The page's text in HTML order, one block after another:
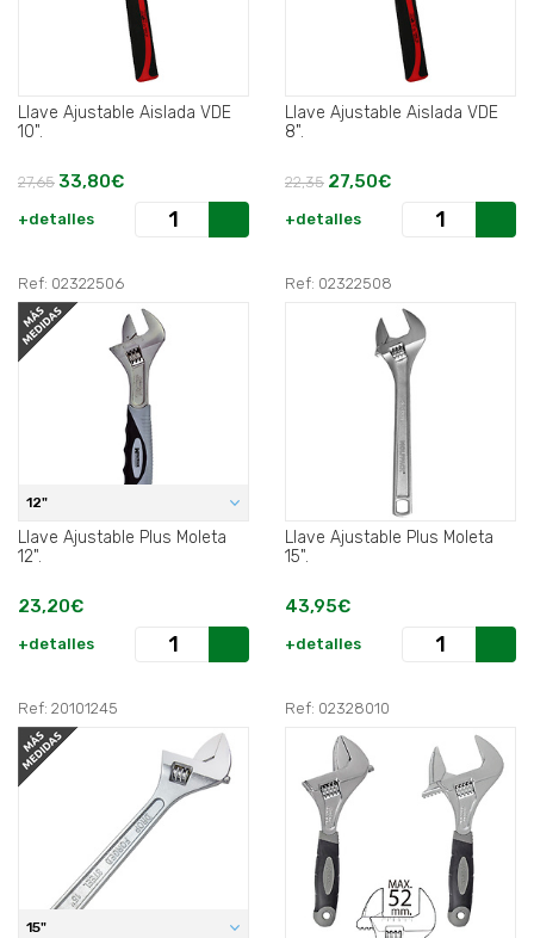
Llave Ajustable Aislada VDE
10".
27,65 33,80€
+detalles
Llave Ajustable Aislada VDE
8".
22,35 27,50€
+detalles
Ref: 02322506
12"
Llave Ajustable Plus Moleta
12".
23,20€
+detalles
Ref: 02322508
Llave Ajustable Plus Moleta
15".
43,95€
+detalles
Ref: 20101245
15"
Ref: 02328010